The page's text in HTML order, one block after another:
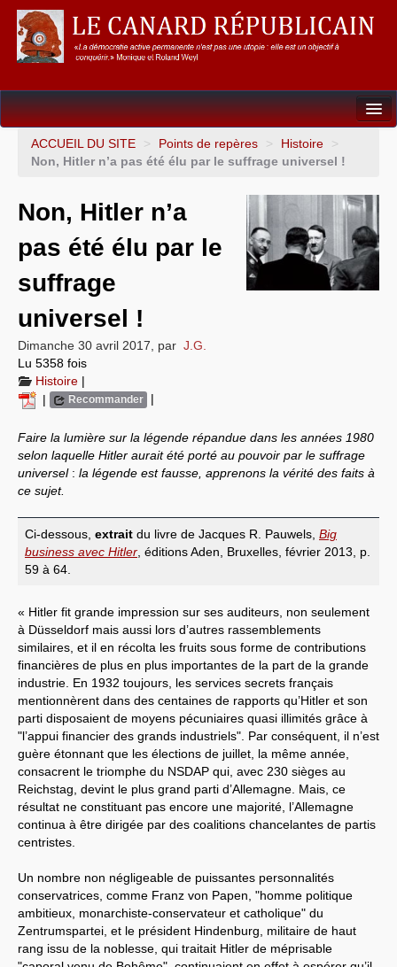
Dossiers
Points de repères
Un éléphant, ça trompe énormément !
Gouvernance mondiale & mondialisation
International
Résistances
L’Empire américain
Nouvelles de l’antirépublique
Crises "Covid-19 & H1N1"
Guerre en Ukraine
ACCUEIL DU SITE > Points de repères > Histoire
>
Non, Hitler n’a pas été élu par le suffrage universel !
Non, Hitler n’a
pas été élu par le
suffrage
universel !
Dimanche 30 avril 2017 par J.G.
Lu 5358 fois
Histoire |
|
Recommander |
Faire la lumière sur la légende répandue dans les années 1980
selon laquelle Hitler aurait été porté au pouvoir par le suffrage
universel: la légende est fausse, apprenons la vérité des faits à
ce sujet.
Ci-dessous, extrait du livre de Jacques R. Pauwels, Big
business avec Hitler , éditions Aden, Bruxelles, février 2013, p.
59 à 64.
« Hitler fit grande impression sur ses auditeurs, non seulement
à Düsseldorf mais aussi lors d’autres rassemblements
similaires, et il en récolta les fruits sous forme de contributions
financières de plus en plus importantes de la part de la grande
industrie. En 1932 toujours, les services secrets français
mentionnèrent dans des centaines de rapports qu’Hitler et son
parti disposaient de moyens pécuniaires quasi illimités grâce à
"l’appui financier des grands industriels". Par conséquent, il n’est
guère étonnant que les élections de juillet, la même année,
consacrent le triomphe du NSDAP qui, avec 230 sièges au
Reichstag, devint le plus grand parti d’Allemagne. Mais, ce
résultat ne constituant pas encore une majorité, l’Allemagne
continua à être dirigée par des coalitions chancelantes de partis
centristes.
Un nombre non négligeable de puissantes personnalités
conservatrices, comme Franz von Papen, "homme politique
ambitieux, monarchiste-conservateur et catholique" du
Zentrumspartei, et le président Hindenburg, militaire de haut
rang issu de la noblesse, qui traitait Hitler de méprisable